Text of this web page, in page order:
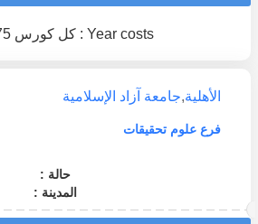
Year costs : كل كورس 975 يورو
الأهلية,جامعة آزاد الإسلامية
فرع علوم تحقيقات
حالة :
المدينة :